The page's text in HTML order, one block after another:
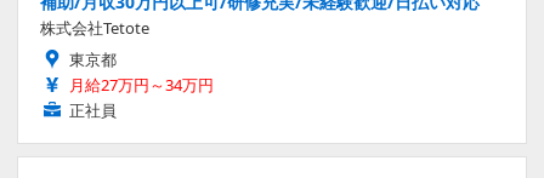
株式会社Tetote
東京都
月給27万円～34万円
正社員